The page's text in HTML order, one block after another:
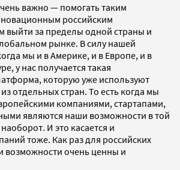
важно — помогать таким
российским
выйти за пределы одной страны и
рынке. В силу нашей
мы и в Америке, и в Европе, и в
у нас получается такая
которую уже используют
отдельных стран. То есть когда мы
компаниями, стартапами,
являются наши возможности в той
И это касается и
тоже. Как раз для российских
возможности очень ценны и